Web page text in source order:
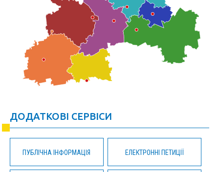
ДОДАТКОВІ СЕРВІСИ
ПУБЛІЧНА ІНФОРМАЦІЯ ЕЛЕКТРОННІ ПЕТИЦІЇ